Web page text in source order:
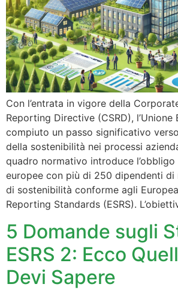
Con l’entrata in vigore della
Reporting Directive (CSRD), l’Unione
compiuto un passo significativo
della sostenibilità nei processi
quadro normativo introduce
europee con più di 250 dipendenti
di sostenibilità conforme agli
Reporting Standards (ESRS).
5 Domande sugli
ESRS 2: Ecco
Devi Sapere